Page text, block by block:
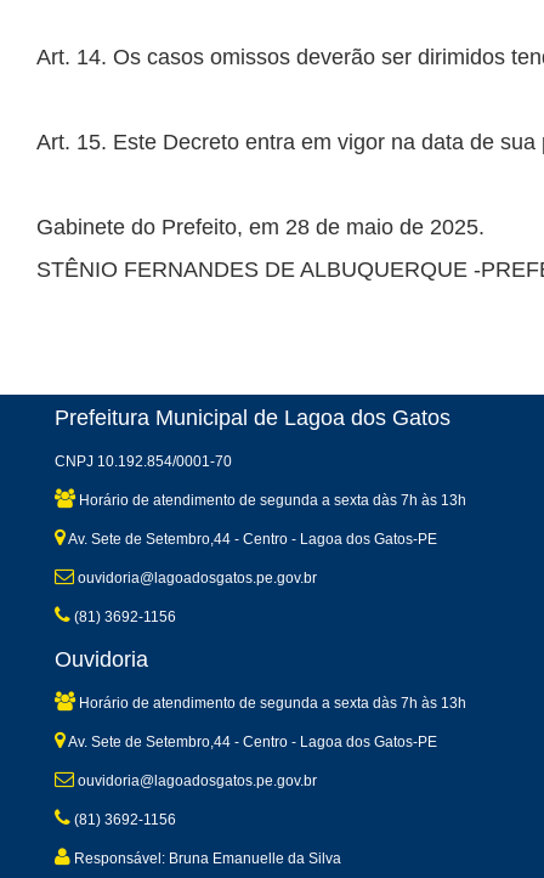
STÊNIO FERNANDES DE ALBUQUERQUE -
Prefeitura Municipal de Lagoa dos Gatos
CNPJ 10.192.854/0001-70
Horário de atendimento de segunda a sexta dàs 7h às 13h
Av. Sete de Setembro,44 - Centro - Lagoa dos Gatos-PE
ouvidoria@lagoadosgatos.pe.gov.br
(81) 3692-1156
Ouvidoria
Horário de atendimento de segunda a sexta dàs 7h às 13h
Av. Sete de Setembro,44 - Centro - Lagoa dos Gatos-PE
ouvidoria@lagoadosgatos.pe.gov.br
(81) 3692-1156
Responsável: Bruna Emanuelle da Silva